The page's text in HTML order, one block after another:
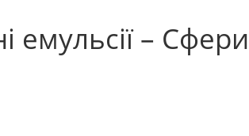
емульсії –